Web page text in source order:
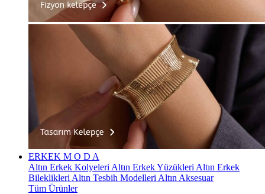
ERKEK M O D A
Altın Erkek Kolyeleri Altın Erkek Yüzükleri Altın Erkek
Bileklikleri Altın Tesbih Modelleri Altın Aksesuar
Tüm Ürünler